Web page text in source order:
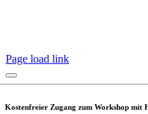
Page load link
Kostenfreier Zugang zum Workshop mit